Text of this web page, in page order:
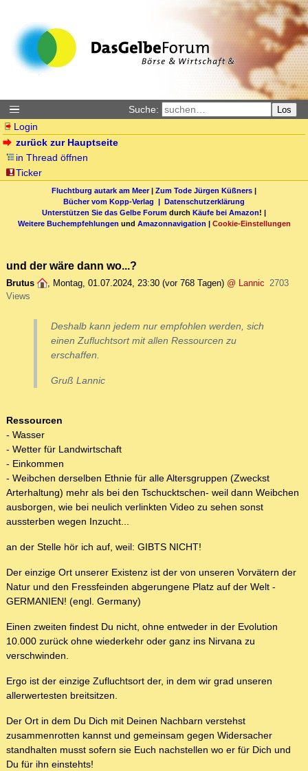
Suche: Los
Login
zurück zur Hauptseite
in Thread öffnen
Ticker
Fluchtburg autark am Meer| Zum Tode Jürgen Küßners |
Bücher vom Kopp-Verlag | Datenschutzerklärung
Unterstützen Sie das Gelbe Forum durch Käufe bei Amazon! |
Weitere Buchempfehlungen und Amazonnavigation | Cookie-Einstellungen
und der wäre dann wo...?
Brutus , Montag, 01.07.2024, 23:30 (vor 768 Tagen) @ Lannic 2703
Views
Deshalb kann jedem nur empfohlen werden, sich
einen Zufluchtsort mit allen Ressourcen zu
erschaffen.
Gruß Lannic
Ressourcen
- Wasser
- Wetter für Landwirtschaft
- Einkommen
- Weibchen derselben Ethnie für alle Altersgruppen (Zweckst
Arterhaltung) mehr als bei den Tschucktschen- weil dann Weibchen
ausborgen, wie bei neulich verlinkten Video zu sehen sonst
aussterben wegen Inzucht...
an der Stelle hör ich auf, weil: GIBTS NICHT!
Der einzige Ort unserer Existenz ist der von unseren Vorvätern der
Natur und den Fressfeinden abgerungene Platz auf der Welt -
GERMANIEN! (engl. Germany)
Einen zweiten findest Du nicht, ohne entweder in der Evolution
10.000 zurück ohne wiederkehr oder ganz ins Nirvana zu
verschwinden.
Ergo ist der einzige Zufluchtsort der, in dem wir grad unseren
allerwertesten breitsitzen.
Der Ort in dem Du Dich mit Deinen Nachbarn verstehst
zusammenrotten kannst und gemeinsam gegen Widersacher
standhalten musst sofern sie Euch nachstellen wo er für Dich und
Du für ihn einstehts!